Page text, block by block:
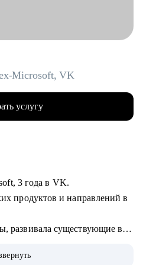
Microsoft, VK
услугу
3 года в VK.
продуктов и направлений в
развивала существующие в
продуктов.